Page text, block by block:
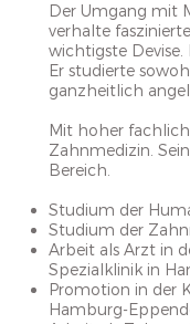
Der Umgang mit
verhalte
wichtigste
Er studierte
ganzheitlich
Mit hoher
Zahnmedizin.
Bereich.
Studium der
Studium der
Arbeit als Arzt in
Spezialklinik in
Promotion in der
Hamburg-